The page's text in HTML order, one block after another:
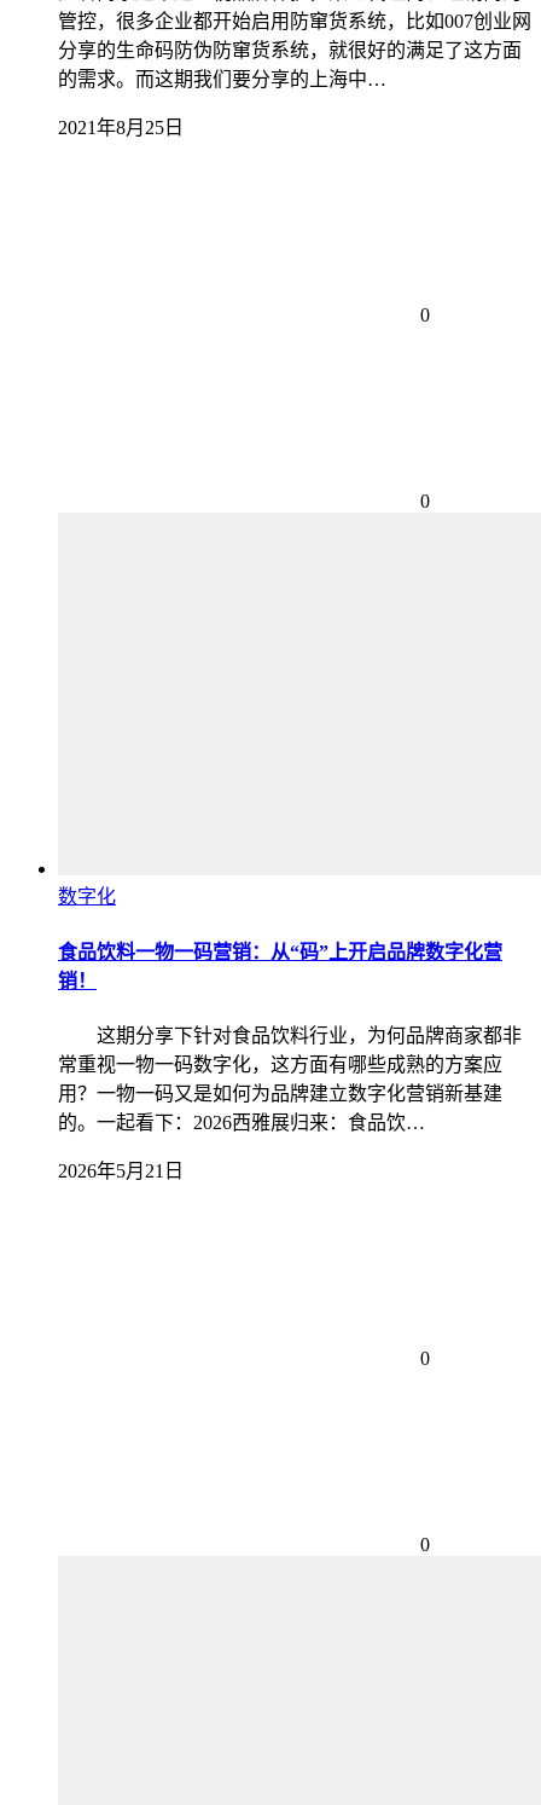
管控，很多企业都开始启用防窜货系统，比如007创业网
分享的生命码防伪防窜货系统，就很好的满足了这方面
的需求。而这期我们要分享的上海中…
2021年8月25日
0
0
数字化
食品饮料一物一码营销：从“码”上开启品牌数字化营
销！
这期分享下针对食品饮料行业，为何品牌商家都非
常重视一物一码数字化，这方面有哪些成熟的方案应
用？一物一码又是如何为品牌建立数字化营销新基建
的。一起看下：2026西雅展归来：食品饮…
2026年5月21日
0
0